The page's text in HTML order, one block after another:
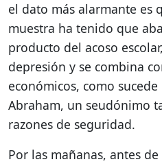
el dato más alarmante es
muestra ha tenido que
producto del acoso
depresión y se combina
económicos, como
Abraham, un seudónimo
razones de seguridad.
Por las mañanas, antes